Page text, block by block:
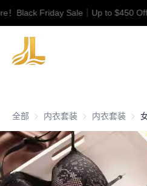
！Black Friday Sale｜Up to $450 Off
全部 内衣套装 内衣套装
内衣套装 内衣
Home
About Us
Contact